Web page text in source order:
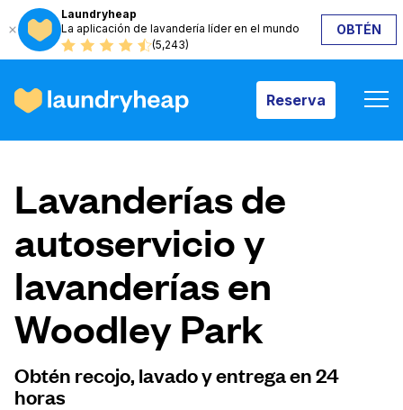
Laundryheap
La aplicación de lavandería líder en el mundo
(5,243)
OBTÉN
Reserva
Reserva
Cómo funciona
Precios y servicios
Quiénes somos
Para las empresas
Lavanderías de
autoservicio y
lavanderías en
Woodley Park
Obtén recojo, lavado y entrega en 24
horas